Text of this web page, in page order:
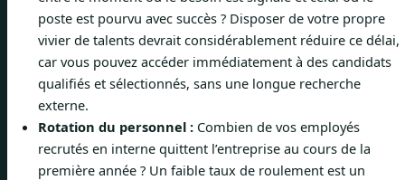
poste est pourvu avec succès ? Disposer de votre propre
vivier de talents devrait considérablement réduire ce délai,
car vous pouvez accéder immédiatement à des candidats
qualifiés et sélectionnés, sans une longue recherche
externe.
Rotation du personnel : Combien de vos employés
recrutés en interne quittent l’entreprise au cours de la
première année ? Un faible taux de roulement est un